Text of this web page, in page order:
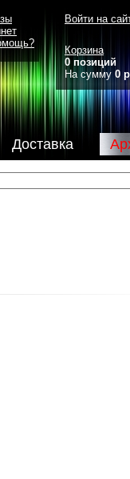
Доставка
Войти на
Корзина
0 позиций
На сумму 0